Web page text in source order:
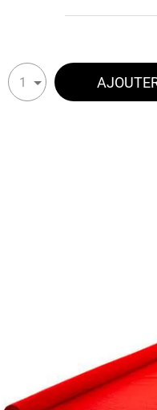
1